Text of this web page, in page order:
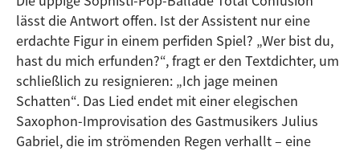
lässt die Antwort offen. Ist der Assistent nur eine
erdachte Figur in einem perfiden Spiel? „Wer bist du,
hast du mich erfunden?“, fragt er den Textdichter, um
schließlich zu resignieren: „Ich jage meinen
Schatten“. Das Lied endet mit einer elegischen
Saxophon-Improvisation des Gastmusikers Julius
Gabriel, die im strömenden Regen verhallt – eine